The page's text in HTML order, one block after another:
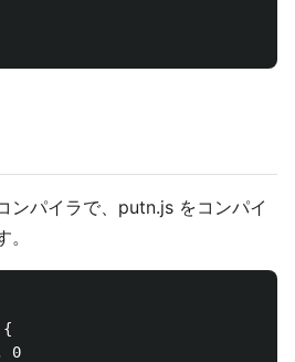
ンパイラで、putn.js をコンパイ
{
0